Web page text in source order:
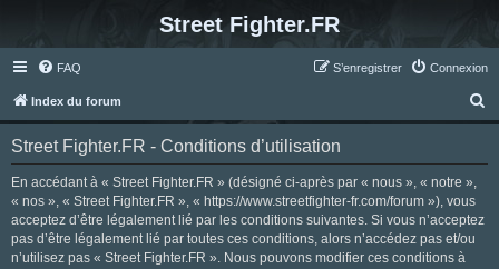
Street Fighter.FR
FAQ Connexion
S’enregistrer
Index du forum
e
Street Fighter.FR - Conditions d’utilisation
En accédant à « Street Fighter.FR » (désigné ci-après par « nous », « notre »,
« nos », « Street Fighter.FR », « https://www.streetfighter-fr.com/forum »), vous
acceptez d’être légalement lié par les conditions suivantes. Si vous n’acceptez
pas d’être légalement lié par toutes ces conditions, alors n’accédez pas et/ou
n’utilisez pas « Street Fighter.FR ». Nous pouvons modifier ces conditions à